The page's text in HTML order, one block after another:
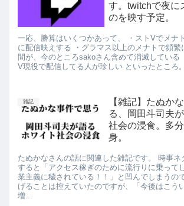
す。twitchで夜に
のを映す予定。
一応、勝算はいくつかあって、 ・ストVでメナ
に配信映えする ・グラマス以上のメナトで頻繁
間が、今のところsakoさん含めて消滅している
V現役で配信してる人が珍しい といったところ。
雑記
【雑記】たぬか
る、岡田斗司夫
社会の浸食。多
身。
たぬかなさんの話に関連した雑記です。 時事ネ
すると「アクセス稼ぎのために流行りに乗って
業主義に穢されている！！」と凹んでしまうの
げることは控えていたのですが、「今後はこう
増...